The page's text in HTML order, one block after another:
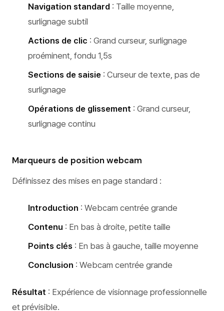
Navigation standard : Taille moyenne,
surlignage subtil
Actions de clic : Grand curseur, surlignage
proéminent, fondu 1,5s
Sections de saisie : Curseur de texte, pas de
surlignage
Opérations de glissement : Grand curseur,
surlignage continu
Marqueurs de position webcam
Définissez des mises en page standard :
Introduction : Webcam centrée grande
Contenu : En bas à droite, petite taille
Points clés : En bas à gauche, taille moyenne
Conclusion : Webcam centrée grande
Résultat : Expérience de visionnage professionnelle
et prévisible.